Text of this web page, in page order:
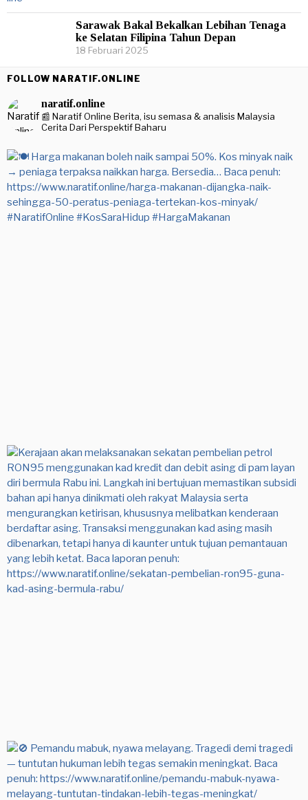
Sarawak Bakal Bekalkan Lebihan Tenaga
ke Selatan Filipina Tahun Depan
18 Februari 2025
FOLLOW NARATIF.ONLINE
naratif.online
📰 Naratif Online Berita, isu semasa & analisis Malaysia
Cerita Dari Perspektif Baharu